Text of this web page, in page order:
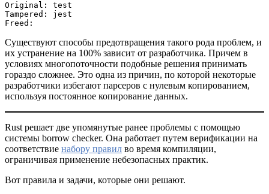
Original: test
Tampered: jest
Freed:
Существуют способы предотвращения такого рода проблем, и
их устранение на 100% зависит от разработчика. Причем в
условиях многопоточности подобные решения принимать
гораздо сложнее. Это одна из причин, по которой некоторые
разработчики избегают парсеров с нулевым копированием,
используя постоянное копирование данных.
Rust решает две упомянутые ранее проблемы с помощью
системы borrow checker. Она работает путем верификации на
соответствие набору правил во время компиляции,
ограничивая применение небезопасных практик.
Вот правила и задачи, которые они решают.